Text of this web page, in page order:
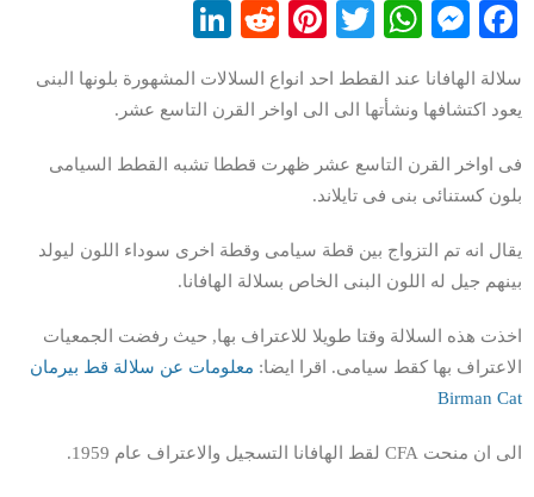
Facebook
Messenger
WhatsApp
Twitter
Pinterest
Reddit
سلالة الهافانا عند القطط احد انواع السلالات المشهورة بلونها البنى
يعود اكتشافها ونشأتها الى الى اواخر القرن التاسع عشر.
فى اواخر القرن التاسع عشر ظهرت قططا تشبه القطط السيامى
بلون كستنائى بنى فى تايلاند.
يقال انه تم التزواج بين قطة سيامى وقطة اخرى سوداء اللون ليولد
بينهم جيل له اللون البنى الخاص بسلالة الهافانا.
اخذت هذه السلالة وقتا طويلا للاعتراف بها, حيث رفضت الجمعيات
الاعتراف بها كقط سيامى. اقرا ايضا: معلومات عن سلالة قط بيرمان
Birman Cat
الى ان منحت CFA لقط الهافانا التسجيل والاعتراف عام 1959.